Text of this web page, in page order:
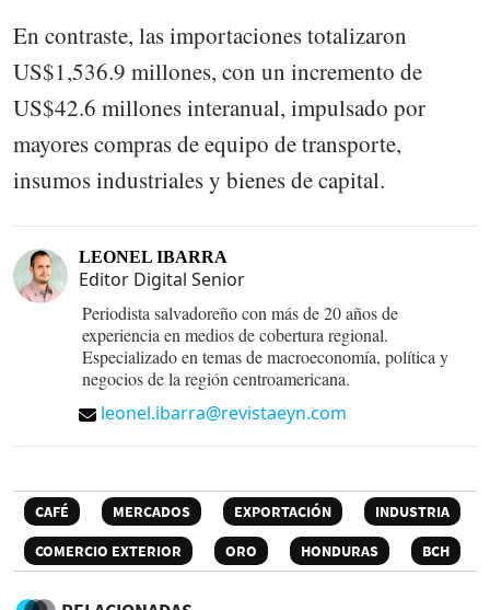
En contraste, las importaciones totalizaron
US$1,536.9 millones, con un incremento de
US$42.6 millones interanual, impulsado por
mayores compras de equipo de transporte,
insumos industriales y bienes de capital.
LEONEL IBARRA
Editor Digital Senior
Periodista salvadoreño con más de 20 años de
experiencia en medios de cobertura regional.
Especializado en temas de macroeconomía, política y
negocios de la región centroamericana.
leonel.ibarra@revistaeyn.com
CAFÉ MERCADOS EXPORTACIÓN
INDUSTRIA
COMERCIO EXTERIOR
ORO HONDURAS BCH